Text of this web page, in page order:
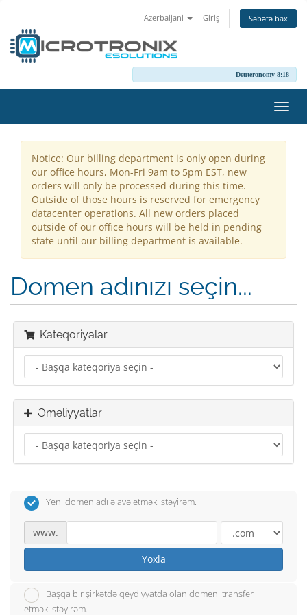
Azerbaijani Giriş Səbətə bax
Deuteronomy 8:18
keçid
Notice: Our billing department is only open during
our office hours, Mon-Fri 9am to 5pm EST, new
orders will only be processed during this time.
Outside of those hours is reserved for emergency
datacenter operations. All new orders placed
outside of our office hours will be held in pending
state until our billing department is available.
Domen adınızı seçin...
Kateqoriyalar
Əməliyyatlar
Yeni domen adı əlavə etmək istəyirəm.
www.
Yoxla
Başqa bir şirkətdə qeydiyyatda olan domeni transfer
etmək istəyirəm.